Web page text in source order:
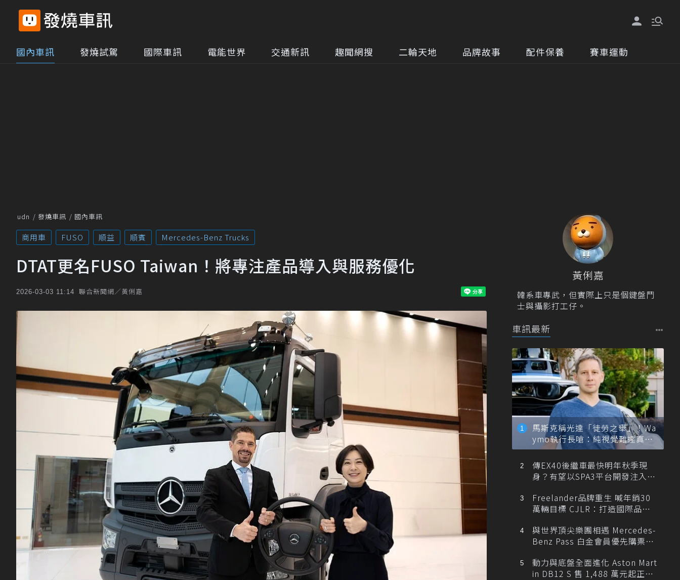
國內車訊 發燒試駕 國際車訊 電能世界 交通新訊 趣聞網搜 二輪天地 品牌故事 配件保養 賽車運動
udn 發燒車訊 國內車訊
商用車 FUSO 順益 順賓 Mercedes-Benz Trucks
DTAT更名FUSO Taiwan！將專注產品導入與服務優化
2026-03-03 11:14 聯合新聞網／黃俐嘉
黃俐嘉
韓系車專武，但實際上只是個鍵盤鬥
士與攝影打工仔。
車訊最新
馬斯克稱光達「徒勞之舉」！Wa
ymo執行長嗆：純視覺難達真正
自動駕駛
傳EX40後繼車最快明年秋季現
身？有望以SPA3平台開發注入80
Freelander品牌重生 喊年銷30
萬輛目標 CJLR：打造國際品牌
與世界頂尖樂團相遇 Mercedes-
Benz Pass 白金會員優先購票維
動力與底盤全面進化 Aston Mart
in DB12 S 售 1,488 萬元起正式